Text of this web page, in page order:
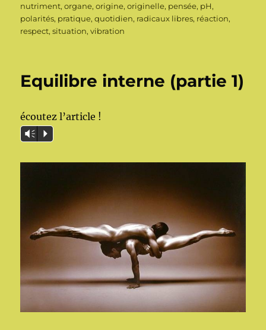
nutriment,organe,origine,originelle, pensée, pH,
polarités, pratique,quotidien, radicaux libres, réaction,
respect,situation,vibration
Equilibre interne (partie 1)
écoutez l’article !
Vm P